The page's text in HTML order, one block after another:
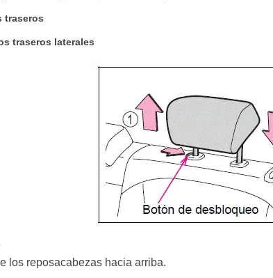
traseros
traseros laterales
los reposacabezas hacia arriba.